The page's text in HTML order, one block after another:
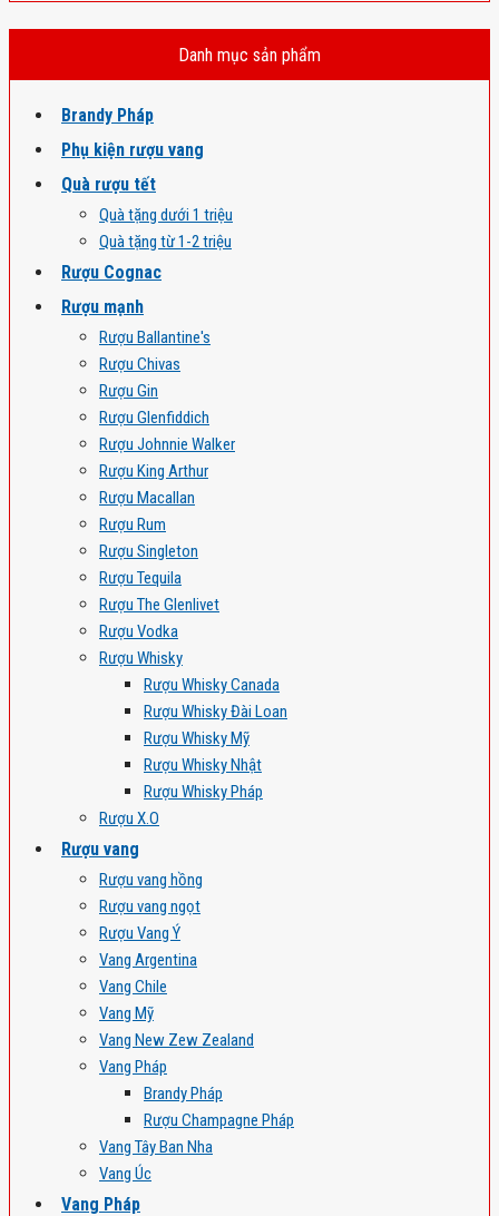
Danh mục sản phẩm
Brandy Pháp
Phụ kiện rượu vang
Quà rượu tết
Quà tặng dưới 1 triệu
Quà tặng từ 1-2 triệu
Rượu Cognac
Rượu mạnh
Rượu Ballantine's
Rượu Chivas
Rượu Gin
Rượu Glenfiddich
Rượu Johnnie Walker
Rượu King Arthur
Rượu Macallan
Rượu Rum
Rượu Singleton
Rượu Tequila
Rượu The Glenlivet
Rượu Vodka
Rượu Whisky
Rượu Whisky Canada
Rượu Whisky Đài Loan
Rượu Whisky Mỹ
Rượu Whisky Nhật
Rượu Whisky Pháp
Rượu X.O
Rượu vang
Rượu vang hồng
Rượu vang ngọt
Rượu Vang Ý
Vang Argentina
Vang Chile
Vang Mỹ
Vang New Zew Zealand
Vang Pháp
Brandy Pháp
Rượu Champagne Pháp
Vang Tây Ban Nha
Vang Úc
Vang Pháp